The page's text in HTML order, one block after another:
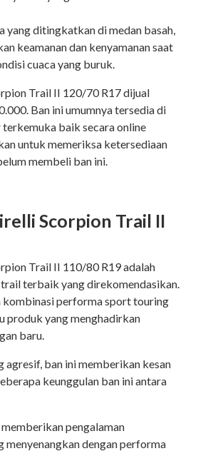
yang ditingkatkan di medan basah,
keamanan dan kenyamanan saat
cuaca yang buruk.
Trail II 120/70 R17 dijual
Ban ini umumnya tersedia di
baik secara online
untuk memeriksa ketersediaan
membeli ban ini.
Scorpion Trail II
Trail II 110/80 R19 adalah
terbaik yang direkomendasikan.
kombinasi performa sport touring
produk yang menghadirkan
baru.
agresif, ban ini memberikan kesan
keunggulan ban ini antara
pengalaman
menyenangkan dengan performa